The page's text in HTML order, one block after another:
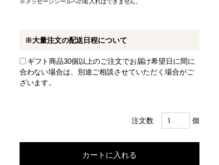
※大量注文の配送日程について
ギフト商品30個以上のご注文でお届け希望日に間に
合わない場合は、別途ご相談させていただく場合がご
ざいます。
注文数 個
カートに入れる